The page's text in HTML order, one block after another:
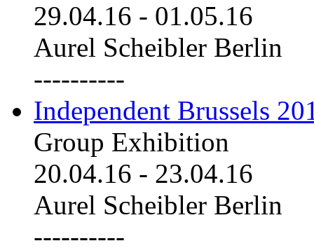
29.04.16 - 01.05.16
Aurel Scheibler Berlin
----------
Independent Brussels
Group Exhibition
20.04.16 - 23.04.16
Aurel Scheibler Berlin
----------